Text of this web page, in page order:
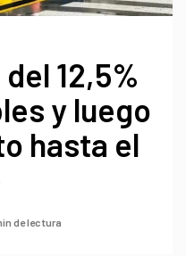
12,5%
y luego
hasta el
de lectura